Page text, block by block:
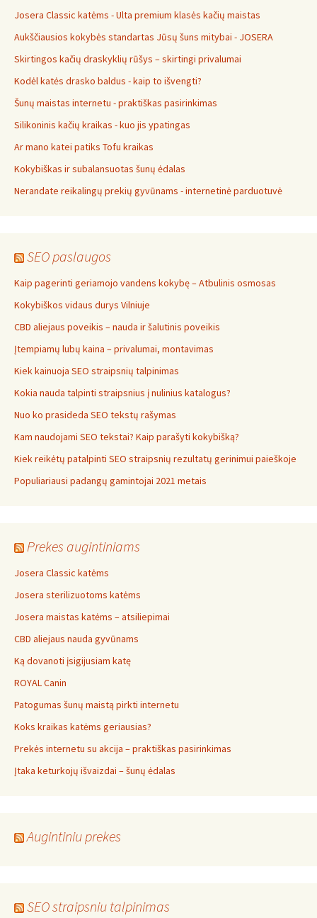
Josera Classic katėms - Ulta premium klasės kačių maistas
Aukščiausios kokybės standartas Jūsų šuns mitybai - JOSERA
Skirtingos kačių draskyklių rūšys – skirtingi privalumai
Kodėl katės drasko baldus - kaip to išvengti?
Šunų maistas internetu - praktiškas pasirinkimas
Silikoninis kačių kraikas - kuo jis ypatingas
Ar mano katei patiks Tofu kraikas
Kokybiškas ir subalansuotas šunų ėdalas
Nerandate reikalingų prekių gyvūnams - internetinė parduotuvė
SEO paslaugos
Kaip pagerinti geriamojo vandens kokybę – Atbulinis osmosas
Kokybiškos vidaus durys Vilniuje
CBD aliejaus poveikis – nauda ir šalutinis poveikis
Įtempiamų lubų kaina – privalumai, montavimas
Kiek kainuoja SEO straipsnių talpinimas
Kokia nauda talpinti straipsnius į nulinius katalogus?
Nuo ko prasideda SEO tekstų rašymas
Kam naudojami SEO tekstai? Kaip parašyti kokybišką?
Kiek reikėtų patalpinti SEO straipsnių rezultatų gerinimui paieškoje
Populiariausi padangų gamintojai 2021 metais
Prekes augintiniams
Josera Classic katėms
Josera sterilizuotoms katėms
Josera maistas katėms – atsiliepimai
CBD aliejaus nauda gyvūnams
Ką dovanoti įsigijusiam katę
ROYAL Canin
Patogumas šunų maistą pirkti internetu
Koks kraikas katėms geriausias?
Prekės internetu su akcija – praktiškas pasirinkimas
Įtaka keturkojų išvaizdai – šunų ėdalas
Augintiniu prekes
SEO straipsniu talpinimas